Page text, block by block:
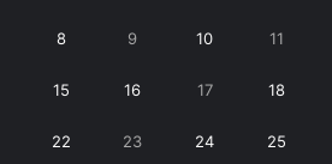
8 9 10 11
15 16 17 18
22 23 24 25